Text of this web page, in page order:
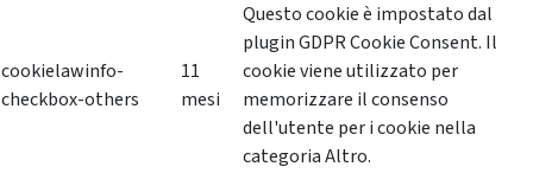
cookielawinfo-
checkbox-others
11
mesi
Questo cookie è impostato dal
plugin GDPR Cookie Consent. Il
cookie viene utilizzato per
memorizzare il consenso
dell'utente per i cookie nella
categoria Altro.